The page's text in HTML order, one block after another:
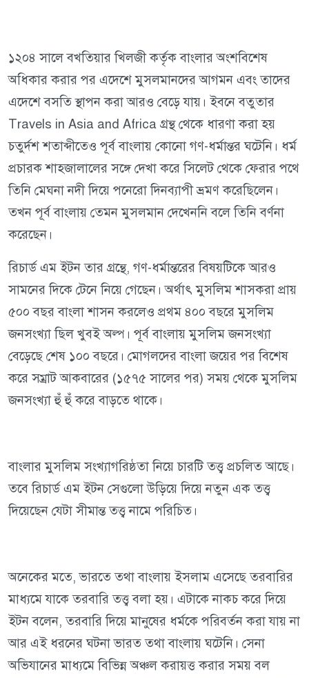
১২০৪ সালে বখতিয়ার খিলজী কর্তৃক বাংলার অংশবিশেষ
অধিকার করার পর এদেশে মুসলমানদের আগমন এবং তাদের
এদেশে বসতি স্থাপন করা আরও বেড়ে যায়। ইবনে বতুতার
Travels in Asia and Africa গ্রন্থ থেকে ধারণা করা হয়
চতুর্দশ শতাব্দীতেও পূর্ব বাংলায় কোনো গণ-ধর্মান্তর ঘটেনি। ধর্ম
প্রচারক শাহজালালের সঙ্গে দেখা করে সিলেট থেকে ফেরার পথে
তিনি মেঘনা নদী দিয়ে পনেরো দিনব্যাপী ভ্রমণ করেছিলেন।
তখন পূর্ব বাংলায় তেমন মুসলমান দেখেননি বলে তিনি বর্ণনা
করেছেন।
রিচার্ড এম ইটন তার গ্রন্থে, গণ-ধর্মান্তরের বিষয়টিকে আরও
সামনের দিকে টেনে নিয়ে গেছেন। অর্থাৎ মুসলিম শাসকরা প্রায়
৫০০ বছর বাংলা শাসন করলেও প্রথম ৪০০ বছরে মুসলিম
জনসংখ্যা ছিল খুবই অল্প। পূর্ব বাংলায় মুসলিম জনসংখ্যা
বেড়েছে শেষ ১০০ বছরে। মোগলদের বাংলা জয়ের পর বিশেষ
করে সম্রাট আকবারের (১৫৭৫ সালের পর) সময় থেকে মুসলিম
জনসংখ্যা হুঁ হুঁ করে বাড়তে থাকে।
বাংলার মুসলিম সংখ্যাগরিষ্ঠতা নিয়ে চারটি তত্ত্ব প্রচলিত আছে।
তবে রিচার্ড এম ইটন সেগুলো উড়িয়ে দিয়ে নতুন এক তত্ত্ব
দিয়েছেন যেটা সীমান্ত তত্ত্ব নামে পরিচিত।
অনেকের মতে, ভারতে তথা বাংলায় ইসলাম এসেছে তরবারির
মাধ্যমে যাকে তরবারি তত্ত্ব বলা হয়। এটাকে নাকচ করে দিয়ে
ইটন বলেন, তরবারি দিয়ে মানুষের ধর্মকে পরিবর্তন করা যায় না
আর এই ধরনের ঘটনা ভারত তথা বাংলায় ঘটেনি। সেনা
অভিযানের মাধ্যমে বিভিন্ন অঞ্চল করায়ত্ত করার সময় বল